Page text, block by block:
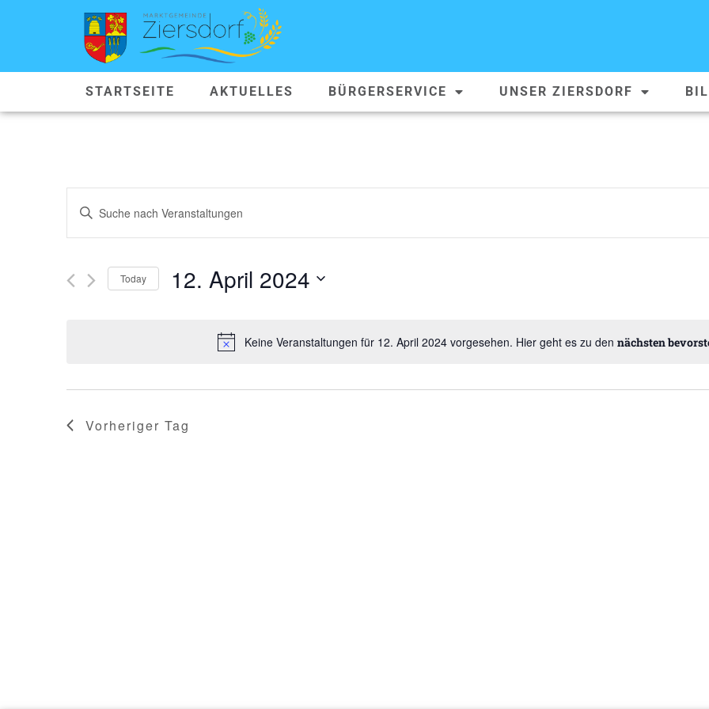
STARTSEITE AKTUELLES BÜRGERSERVICE UNSER ZIERSDORF
Keine Veranstaltungen für 12. April 2024 vorgesehen. Hier geht es zu den nächsten
VERANSTALTUNGEN
SUCHE
UND
ANSICHTEN,
Geben
Sie
Schlüsselwort.
Veranstaltungen
Schlüsselwort.
Today 12. April 2024
Vorheriger Tag